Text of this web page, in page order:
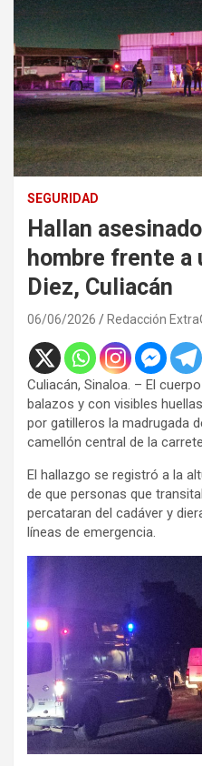
SEGURIDAD
Hallan
hombre frente a
Diez, Culiacán
06/06/2026 Redacción
Culiacán, Sinaloa. – El
balazos y con visibles
por gatilleros la madrugada
camellón central de la
El hallazgo se registró a la
de que personas que
percataran del cadáver y
líneas de emergencia.